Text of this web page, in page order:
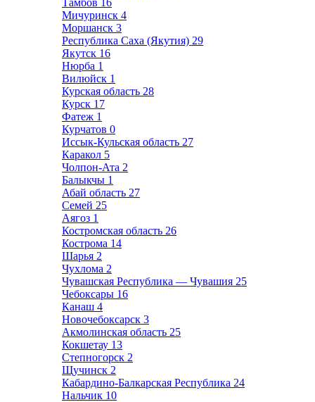
Тамбов 16
Мичуринск 4
Моршанск 3
Республика Саха (Якутия) 29
Якутск 16
Нюрба 1
Вилюйск 1
Курская область 28
Курск 17
Фатеж 1
Курчатов 0
Иссык-Кульская область 27
Каракол 5
Чолпон-Ата 2
Балыкчы 1
Абай область 27
Семей 25
Аягоз 1
Костромская область 26
Кострома 14
Шарья 2
Чухлома 2
Чувашская Республика — Чувашия 25
Чебоксары 16
Канаш 4
Новочебоксарск 3
Акмолинская область 25
Кокшетау 13
Степногорск 2
Щучинск 2
Кабардино-Балкарская Республика 24
Нальчик 10